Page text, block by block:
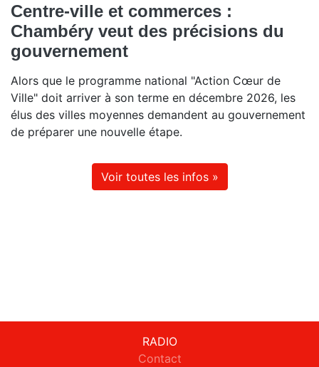
Centre-ville et commerces :
Chambéry veut des précisions du
gouvernement
Alors que le programme national "Action Cœur de
Ville" doit arriver à son terme en décembre 2026, les
élus des villes moyennes demandent au gouvernement
de préparer une nouvelle étape.
Voir toutes les infos »
RADIO
Contact